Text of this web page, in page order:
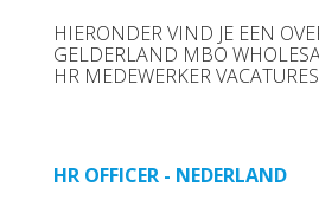
HIERONDER VIND JE EEN
GELDERLAND MBO
HR MEDEWERKER
HR OFFICER - NEDERLAND